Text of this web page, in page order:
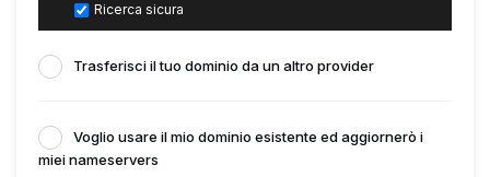
Ricerca sicura
Trasferisci il tuo dominio da un altro provider
Voglio usare il mio dominio esistente ed aggiornerò i
miei nameservers